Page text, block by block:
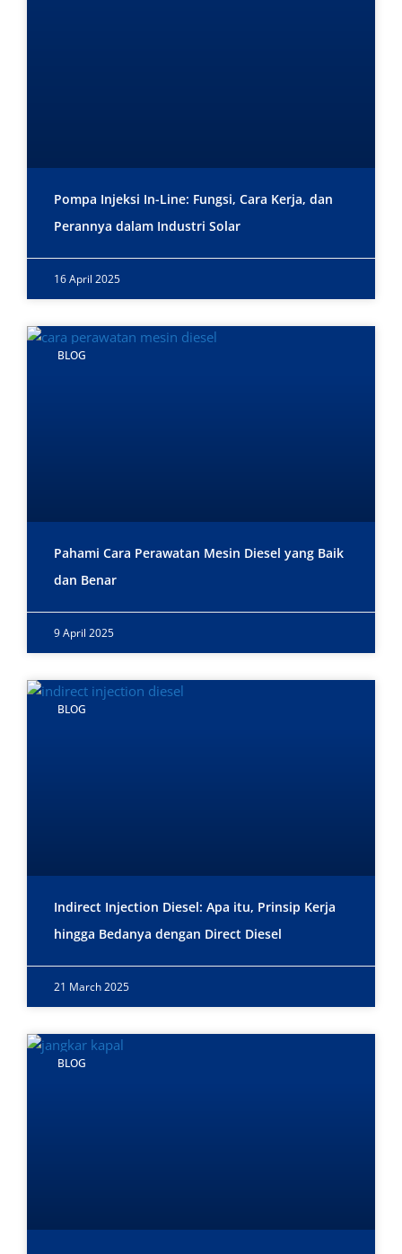
Pompa Injeksi In-Line: Fungsi, Cara Kerja, dan
Perannya dalam Industri Solar
16 April 2025
BLOG
Pahami Cara Perawatan Mesin Diesel yang Baik
dan Benar
9 April 2025
BLOG
Indirect Injection Diesel: Apa itu, Prinsip Kerja
hingga Bedanya dengan Direct Diesel
21 March 2025
BLOG